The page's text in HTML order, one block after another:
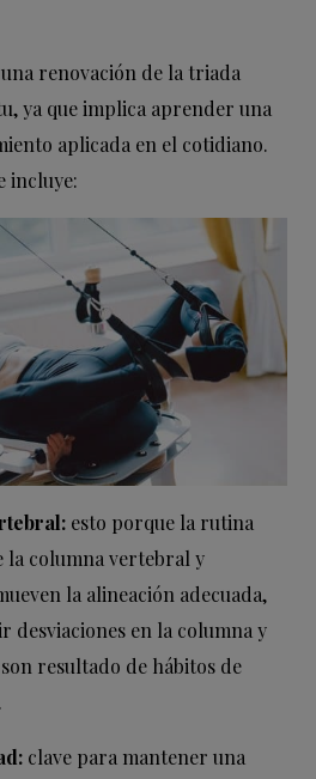
renovación de la triada
ya que implica aprender una
aplicada en el cotidiano.
incluye:
esto porque la rutina
la columna vertebral y
la alineación adecuada,
desviaciones en la columna y
resultado de hábitos de
clave para mantener una